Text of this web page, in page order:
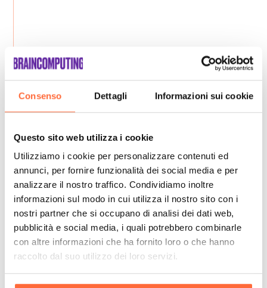
Consenso Dettagli Informazioni sui cookie
Questo sito web utilizza i cookie
Utilizziamo i cookie per personalizzare contenuti ed
annunci, per fornire funzionalità dei social media e per
analizzare il nostro traffico. Condividiamo inoltre
informazioni sul modo in cui utilizza il nostro sito con i
nostri partner che si occupano di analisi dei dati web,
pubblicità e social media, i quali potrebbero combinarle
con altre informazioni che ha fornito loro o che hanno
raccolto dal suo utilizzo dei loro servizi.